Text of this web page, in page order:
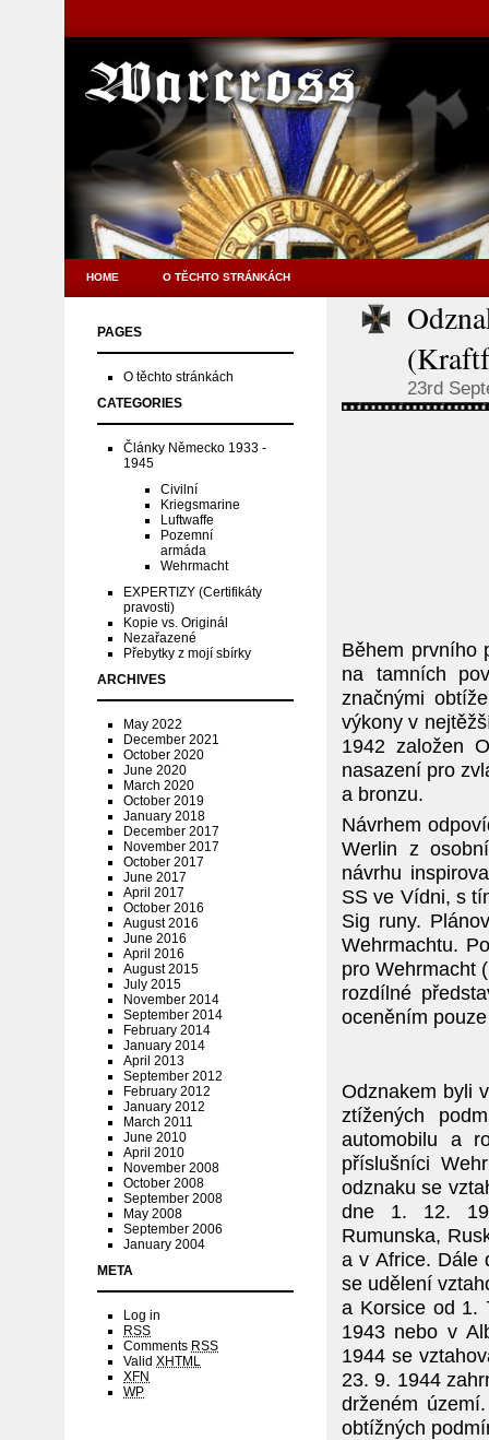
HOME O TĚCHTO STRÁNKÁCH
PAGES
O těchto stránkách
CATEGORIES
Články Německo 1933 -
1945
Civilní
Kriegsmarine
Luftwaffe
Pozemní
armáda
Wehrmacht
EXPERTIZY (Certifikáty
pravosti)
Kopie vs. Originál
Nezařazené
Přebytky z mojí sbírky
ARCHIVES
May 2022
December 2021
October 2020
June 2020
March 2020
October 2019
January 2018
December 2017
November 2017
October 2017
June 2017
April 2017
October 2016
August 2016
June 2016
April 2016
August 2015
July 2015
November 2014
September 2014
February 2014
January 2014
April 2013
September 2012
February 2012
January 2012
March 2011
June 2010
April 2010
November 2008
October 2008
September 2008
May 2008
September 2006
January 2004
META
Log in
RSS
Comments RSS
Valid XHTML
XFN
WP
23rd
Během prvního
na tamních
značnými
výkony v
1942 založen
nasazení pro
a bronzu.
Návrhem
Werlin z
návrhu
SS ve Vídni, s
Sig runy.
Wehrmachtu.
pro Wehrmacht
rozdílné
oceněním
Odznakem byli
ztížených
automobilu a
příslušníci
odznaku se
dne 1. 12.
Rumunska,
a v Africe. Dále
se udělení
a Korsice od 1.
1943 nebo v
1944 se
23. 9. 1944
drženém
obtížných